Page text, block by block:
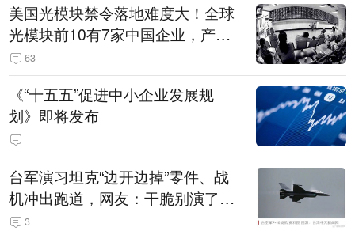
美国光模块禁令落地难度大！全球
光模块前10有7家中国企业，产业
界人士：想“脱钩”并不容易
63
《“十五五”促进中小企业发展规
划》即将发布
台军演习坦克“边开边掉”零件、战
机冲出跑道，网友：干脆别演了，
没有一次没有笑话发生
3